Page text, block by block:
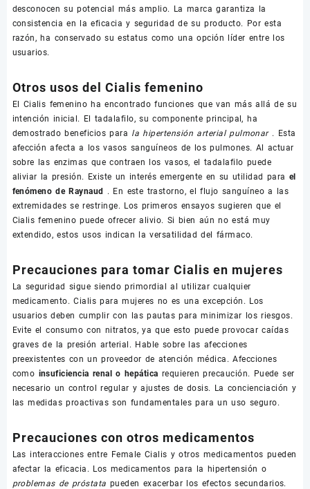
desconocen su potencial más amplio. La marca garantiza la
consistencia en la eficacia y seguridad de su producto. Por esta
razón, ha conservado su estatus como una opción líder entre los
usuarios.
Otros usos del Cialis femenino
El Cialis femenino ha encontrado funciones que van más allá de su
intención inicial. El tadalafilo, su componente principal, ha
demostrado beneficios para la hipertensión arterial pulmonar. Esta
afección afecta a los vasos sanguíneos de los pulmones. Al actuar
sobre las enzimas que contraen los vasos, el tadalafilo puede
aliviar la presión. Existe un interés emergente en su utilidad para el
fenómeno de Raynaud . En este trastorno, el flujo sanguíneo a las
extremidades se restringe. Los primeros ensayos sugieren que el
Cialis femenino puede ofrecer alivio. Si bien aún no está muy
extendido, estos usos indican la versatilidad del fármaco.
Precauciones para tomar Cialis en mujeres
La seguridad sigue siendo primordial al utilizar cualquier
medicamento. Cialis para mujeres no es una excepción. Los
usuarios deben cumplir con las pautas para minimizar los riesgos.
Evite el consumo con nitratos, ya que esto puede provocar caídas
graves de la presión arterial. Hable sobre las afecciones
preexistentes con un proveedor de atención médica. Afecciones
como insuficiencia renal o hepática requieren precaución. Puede ser
necesario un control regular y ajustes de dosis. La concienciación y
las medidas proactivas son fundamentales para un uso seguro.
Precauciones con otros medicamentos
Las interacciones entre Female Cialis y otros medicamentos pueden
afectar la eficacia. Los medicamentos para la hipertensión o
problemas de próstata pueden exacerbar los efectos secundarios.